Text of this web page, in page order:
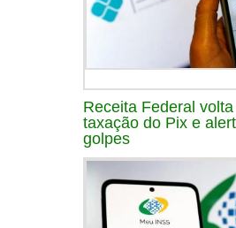
Receita Federal
taxação do Pix e
golpes